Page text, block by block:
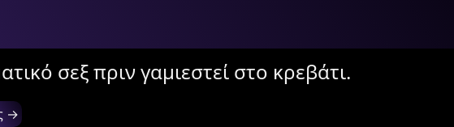
σεξ πριν γαμιεστεί στο κρεβάτι.
→